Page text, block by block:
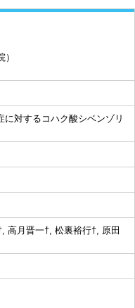
に対するコハク酸シベンゾリ
高月晋一†, 松裏裕行†, 原田